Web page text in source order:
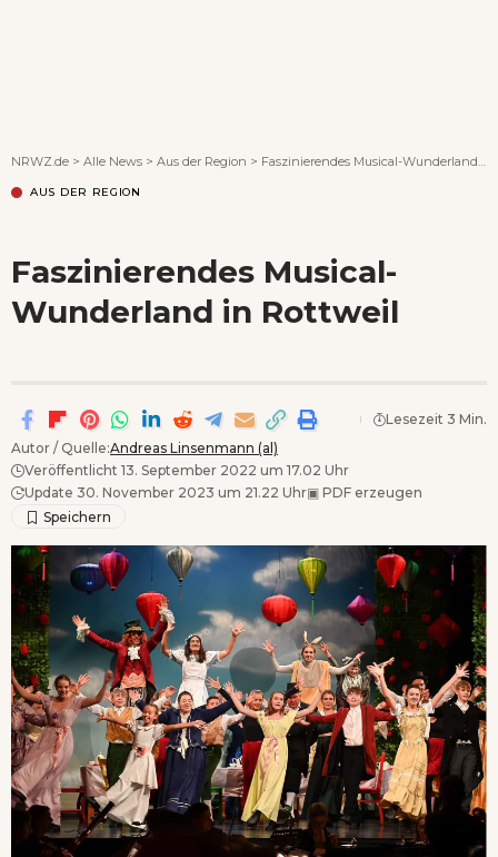
NRWZ.de > Alle News > Aus der Region > Faszinierendes Musical-Wunderland in Rottweil
AUS DER REGION
Faszinierendes Musical-
Wunderland in Rottweil
Autor / Quelle:Andreas Linsenmann (al)
Veröffentlicht 13. September 2022 um 17.02 Uhr
Update 30. November 2023 um 21.22 Uhr▣ PDF erzeugen
Lesezeit 3 Min.